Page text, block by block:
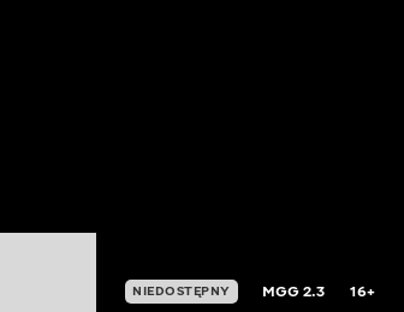
NIEDOSTĘPNY MGG2.3 16+